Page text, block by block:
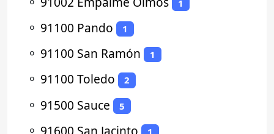
1
⚬ 91100 Pando 1
⚬ 91100 San Ramón 1
⚬ 91100 Toledo 2
⚬ 91500 Sauce 5
⚬ 91600 San Jacinto 1